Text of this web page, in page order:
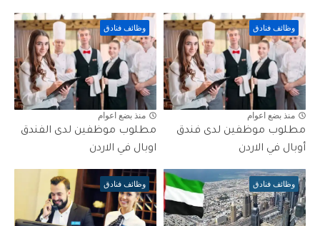
وظائف فنادق
منذ بضع اعوام
مطلوب موظفين لدى فندق
أوبال في الاردن
وظائف فنادق
منذ بضع اعوام
مطلوب موظفين لدى الفندق
اوبال في الاردن
وظائف فنادق وظائف فنادق